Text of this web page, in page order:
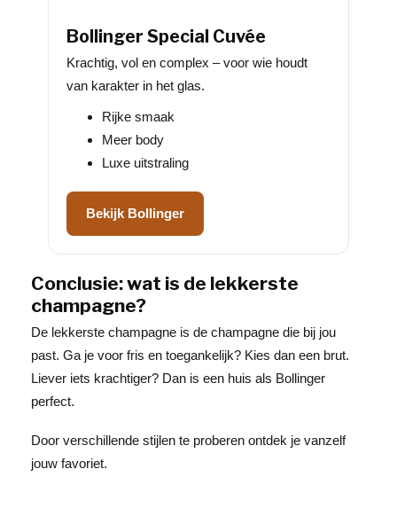
Bollinger Special Cuvée
Krachtig, vol en complex – voor wie houdt
van karakter in het glas.
Rijke smaak
Meer body
Luxe uitstraling
Bekijk Bollinger
Conclusie: wat is de lekkerste
champagne?
De lekkerste champagne is de champagne die bij jou
past. Ga je voor fris en toegankelijk? Kies dan een brut.
Liever iets krachtiger? Dan is een huis als Bollinger
perfect.
Door verschillende stijlen te proberen ontdek je vanzelf
jouw favoriet.